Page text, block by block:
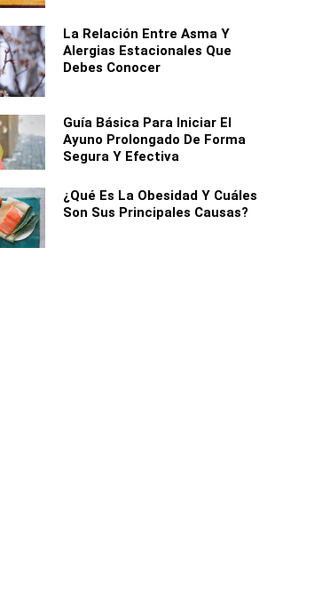
La Relación Entre Asma Y
Alergias Estacionales Que
Debes Conocer
Guía Básica Para Iniciar El
Ayuno Prolongado De Forma
Segura Y Efectiva
¿Qué Es La Obesidad Y Cuáles
Son Sus Principales Causas?